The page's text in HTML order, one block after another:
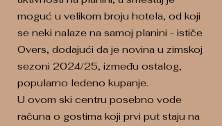
moguć u velikom broju hotela, od koji
se neki nalaze na samoj planini - ističe
Overs, dodajući da je novina u zimskoj
sezoni 2024/25, između ostalog,
popularno ledeno kupanje.
U ovom ski centru posebno vode
računa o gostima koji prvi put staju na